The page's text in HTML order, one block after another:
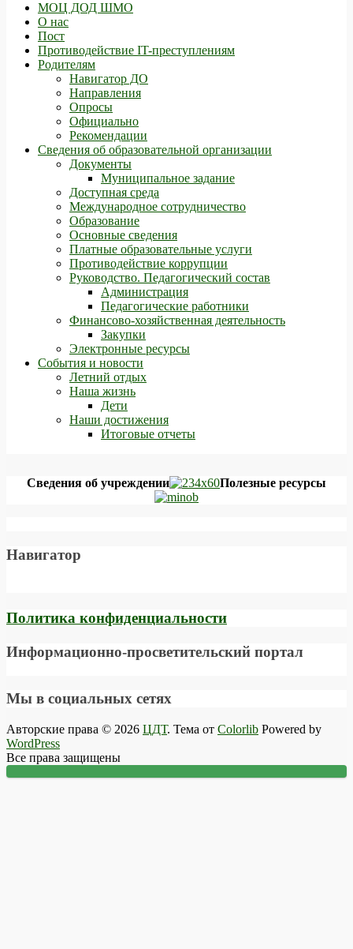
МОЦ ДОД ШМО
О нас
Пост
Противодействие IT-преступлениям
Родителям
Навигатор ДО
Направления
Опросы
Официально
Рекомендации
Сведения об образовательной организации
Документы
Муниципальное задание
Доступная среда
Международное сотрудничество
Образование
Основные сведения
Платные образовательные услуги
Противодействие коррупции
Руководство. Педагогический состав
Администрация
Педагогические работники
Финансово-хозяйственная деятельность
Закупки
Электронные ресурсы
События и новости
Летний отдых
Наша жизнь
Дети
Наши достижения
Итоговые отчеты
Сведения об учреждении Полезные ресурсы
Навигатор
Политика конфиденциальности
Информационно-просветительский портал
Мы в социальных сетях
Авторские права © 2026 ЦДТ. Тема от Colorlib Powered by
WordPress
Все права защищены